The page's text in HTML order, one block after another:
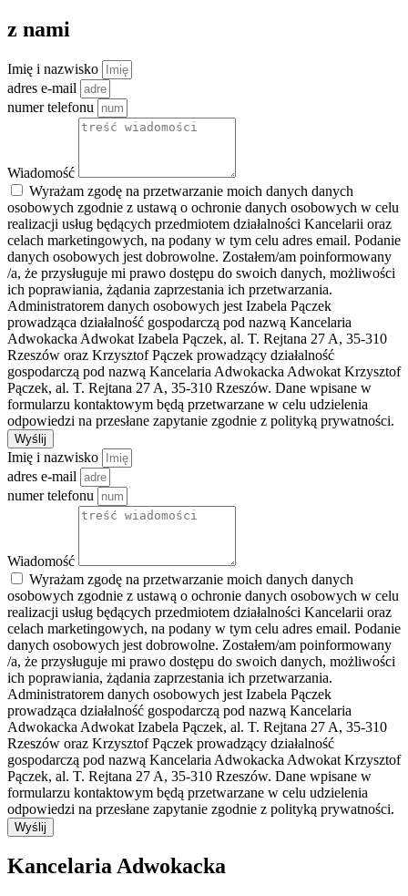
z nami
Imię i nazwisko
adres e-mail
numer telefonu
Wiadomość
Wyrażam zgodę na przetwarzanie moich danych danych
osobowych zgodnie z ustawą o ochronie danych osobowych w celu
realizacji usług będących przedmiotem działalności Kancelarii oraz
celach marketingowych, na podany w tym celu adres email. Podanie
danych osobowych jest dobrowolne. Zostałem/am poinformowany
/a, że przysługuje mi prawo dostępu do swoich danych, możliwości
ich poprawiania, żądania zaprzestania ich przetwarzania.
Administratorem danych osobowych jest Izabela Pączek
prowadząca działalność gospodarczą pod nazwą Kancelaria
Adwokacka Adwokat Izabela Pączek, al. T. Rejtana 27 A, 35-310
Rzeszów oraz Krzysztof Pączek prowadzący działalność
gospodarczą pod nazwą Kancelaria Adwokacka Adwokat Krzysztof
Pączek, al. T. Rejtana 27 A, 35-310 Rzeszów. Dane wpisane w
formularzu kontaktowym będą przetwarzane w celu udzielenia
odpowiedzi na przesłane zapytanie zgodnie z polityką prywatności.
Wyślij
Imię i nazwisko
adres e-mail
numer telefonu
Wiadomość
Wyrażam zgodę na przetwarzanie moich danych danych
osobowych zgodnie z ustawą o ochronie danych osobowych w celu
realizacji usług będących przedmiotem działalności Kancelarii oraz
celach marketingowych, na podany w tym celu adres email. Podanie
danych osobowych jest dobrowolne. Zostałem/am poinformowany
/a, że przysługuje mi prawo dostępu do swoich danych, możliwości
ich poprawiania, żądania zaprzestania ich przetwarzania.
Administratorem danych osobowych jest Izabela Pączek
prowadząca działalność gospodarczą pod nazwą Kancelaria
Adwokacka Adwokat Izabela Pączek, al. T. Rejtana 27 A, 35-310
Rzeszów oraz Krzysztof Pączek prowadzący działalność
gospodarczą pod nazwą Kancelaria Adwokacka Adwokat Krzysztof
Pączek, al. T. Rejtana 27 A, 35-310 Rzeszów. Dane wpisane w
formularzu kontaktowym będą przetwarzane w celu udzielenia
odpowiedzi na przesłane zapytanie zgodnie z polityką prywatności.
Wyślij
Kancelaria Adwokacka